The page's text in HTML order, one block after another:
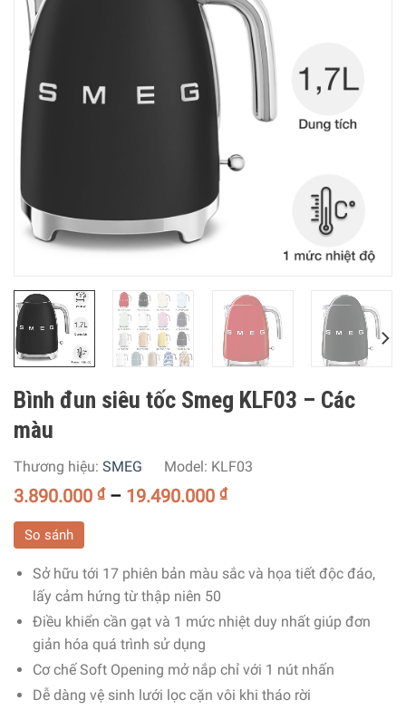
Bình đun siêu tốc Smeg KLF03 – Các
màu
Thương hiệu: SMEG Model: KLF03
3.890.000 ₫– 19.490.000 ₫
So sánh
Sở hữu tới 17 phiên bản màu sắc và họa tiết độc đáo,
lấy cảm hứng từ thập niên 50
Điều khiển cần gạt và 1 mức nhiệt duy nhất giúp đơn
giản hóa quá trình sử dụng
Cơ chế Soft Opening mở nắp chỉ với 1 nút nhấn
Dễ dàng vệ sinh lưới lọc cặn vôi khi tháo rời